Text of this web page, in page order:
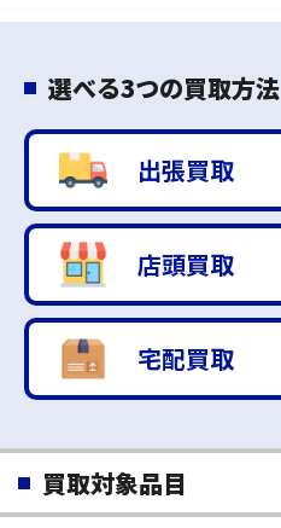
選べる3つの買取方法
出張買取
店頭買取
宅配買取
買取対象品目